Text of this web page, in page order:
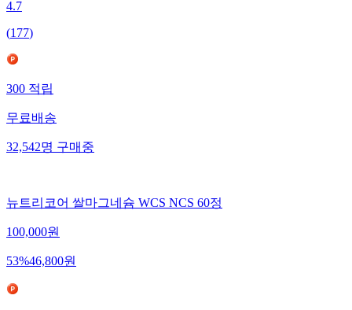
4.7
(177)
300적립
무료배송
32,542명구매중
뉴트리코어 쌀마그네슘 WCS NCS 60정
100,000원
53%46,800원